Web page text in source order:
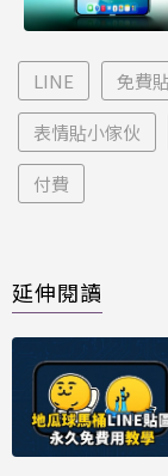
LINE 免費
表情貼小傢伙
付費
延伸閱讀